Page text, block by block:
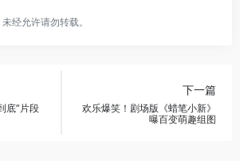
经允许请勿转载。
底”片段
下一篇
欢乐爆笑！剧场版《蜡笔小新》
曝百变萌趣组图